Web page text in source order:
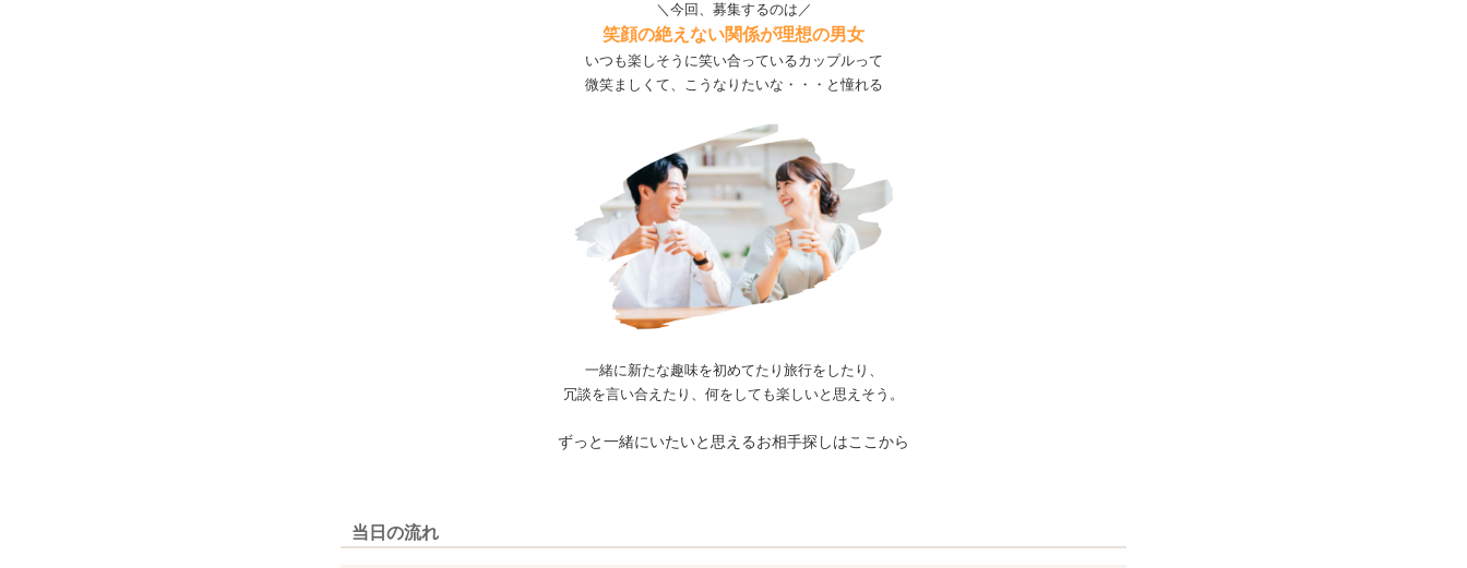
＼今回、募集するのは／
笑顔の絶えない関係が理想の男女
いつも楽しそうに笑い合っているカップルって
微笑ましくて、こうなりたいな・・・と憧れる
一緒に新たな趣味を初めてたり旅行をしたり、
冗談を言い合えたり、何をしても楽しいと思えそう。
ずっと一緒にいたいと思えるお相手探しはここから
当日の流れ